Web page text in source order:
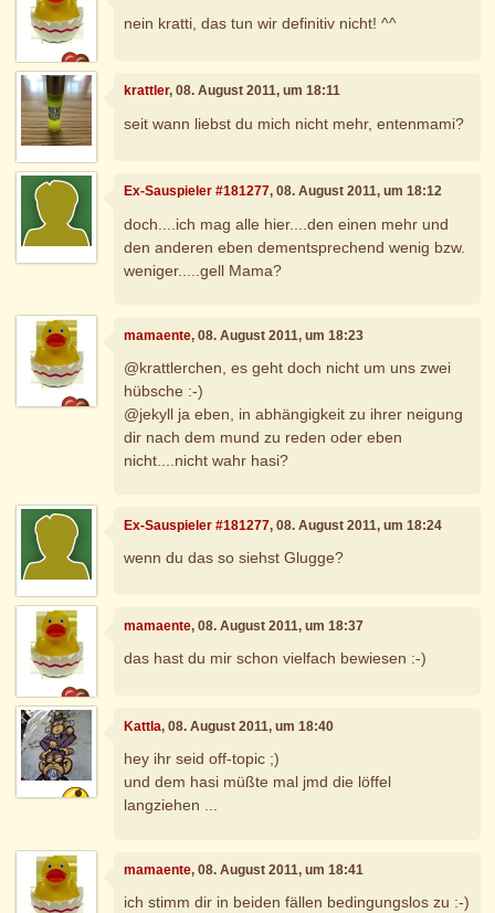
nein kratti, das tun wir definitiv nicht! ^^
krattler, 08. August 2011, um 18:11
seit wann liebst du mich nicht mehr, entenmami?
Ex-Sauspieler #181277, 08. August 2011, um 18:12
doch....ich mag alle hier....den einen mehr und
den anderen eben dementsprechend wenig bzw.
weniger.....gell Mama?
mamaente, 08. August 2011, um 18:23
@krattlerchen, es geht doch nicht um uns zwei
hübsche :-)
@jekyll ja eben, in abhängigkeit zu ihrer neigung
dir nach dem mund zu reden oder eben
nicht....nicht wahr hasi?
Ex-Sauspieler #181277, 08. August 2011, um 18:24
wenn du das so siehst Glugge?
mamaente, 08. August 2011, um 18:37
das hast du mir schon vielfach bewiesen :-)
Kattla, 08. August 2011, um 18:40
hey ihr seid off-topic ;)
und dem hasi müßte mal jmd die löffel
langziehen ...
mamaente, 08. August 2011, um 18:41
ich stimm dir in beiden fällen bedingungslos zu :-)